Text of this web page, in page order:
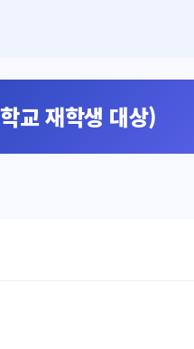
교 재학생 대상)